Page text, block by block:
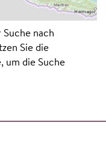
nach
Sie die
um die Suche